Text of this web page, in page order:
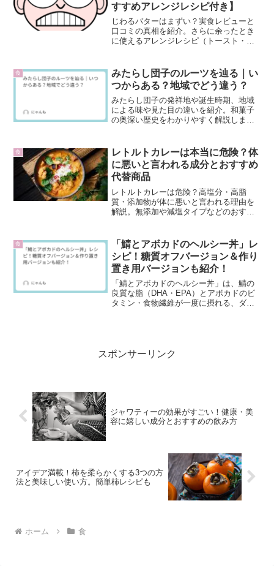
すすめアレンジレシピ付き】
じわるバターはまずい？実食レビューと
口コミの真相を紹介。さらに余ったとき
に使えるアレンジレシピ（トースト・パ
食
みたらし団子のルーツを辿る｜い
つからある？地域でどう違う？
みたらし団子の発祥地や誕生時期、地域
による味や見た目の違いを紹介。和菓子
の奥深い歴史をわかりやすく解説しま
食
レトルトカレーは本当に危険？体
に悪いと言われる成分とおすすめ
代替商品
レトルトカレーは危険？高塩分・高脂
質・添加物が体に悪いと言われる理由を
解説。無添加や減塩タイプなどのおすす
食
「鯖とアボカドのヘルシー丼」レ
シピ！糖質オフバージョン＆作り
置き用バージョンも紹介！
「鯖とアボカドのヘルシー丼」は、鯖の
良質な脂（DHA・EPA）とアボカドのビ
タミン・食物繊維が一度に摂れる、ダイ
スポンサーリンク
ジャワティーの効果がすごい！健康・美
容に嬉しい成分とおすすめの飲み方
アイデア満載！柿を柔らかくする3つの方
法と美味しい使い方。簡単柿レシピも
ホーム 食